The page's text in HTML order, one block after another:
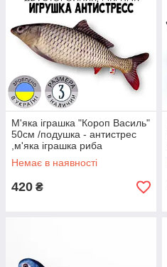
М'яка іграшка "Короп Василь"
50см /подушка - антистрес
,м'яка іграшка риба
Немає в наявності
420 ₴